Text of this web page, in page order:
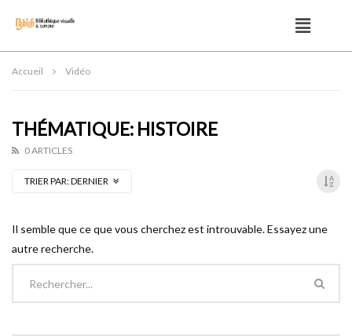
Accueil Vidéo
THÉMATIQUE: HISTOIRE
0 ARTICLES
TRIER PAR:DERNIER
Il semble que ce que vous cherchez est introuvable. Essayez une
autre recherche.